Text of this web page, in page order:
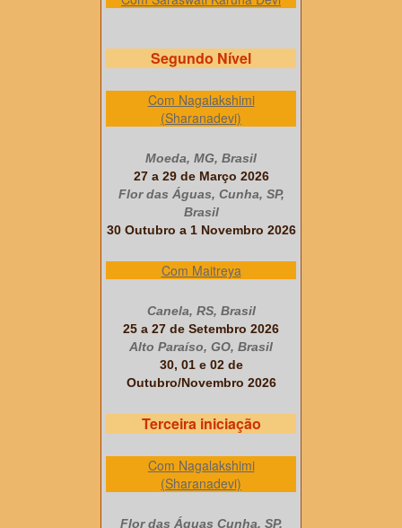
Segundo Nível
Com Nagalakshimi
(Sharanadevi)
Moeda, MG, Brasil
27 a 29 de Março 2026
Flor das Águas, Cunha, SP,
Brasil
30 Outubro a 1 Novembro 2026
Com Maitreya
Canela, RS, Brasil
25 a 27 de Setembro 2026
Alto Paraíso, GO, Brasil
30, 01 e 02 de
Outubro/Novembro 2026
Terceira iniciação
Com Nagalakshimi
(Sharanadevi)
Flor das Águas Cunha, SP,